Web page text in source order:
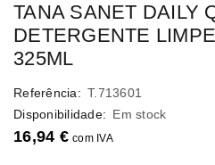
TANA SANET DAILY
DETERGENTE
325ML
Referência: T.713601
Disponibilidade: Em stock
16,94 € com IVA